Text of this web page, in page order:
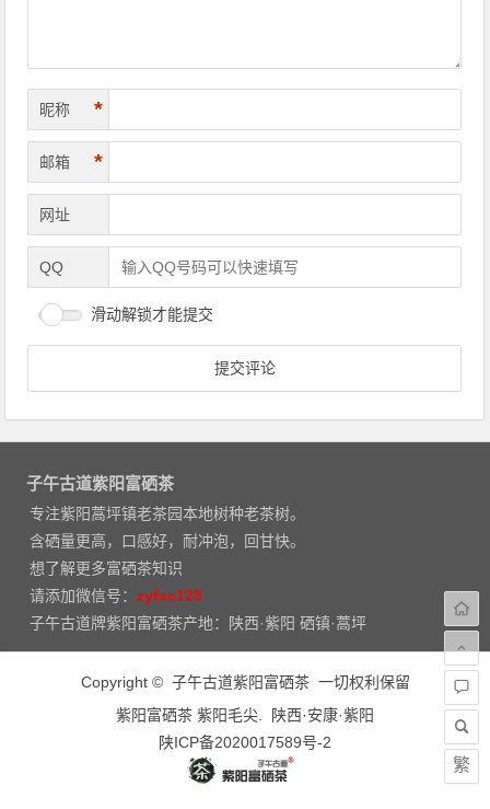
昵称 *
邮箱 *
网址
QQ
滑动解锁才能提交
子午古道紫阳富硒茶
专注紫阳蒿坪镇老茶园本地树种老茶树。
含硒量更高，口感好，耐冲泡，回甘快。
想了解更多富硒茶知识
请添加微信号：zyfxc123
子午古道牌紫阳富硒茶产地：陕西·紫阳 硒镇·蒿坪
Copyright © 子午古道紫阳富硒茶 一切权利保留
紫阳富硒茶 紫阳毛尖. 陕西·安康·紫阳
陕ICP备2020017589号-2
繁